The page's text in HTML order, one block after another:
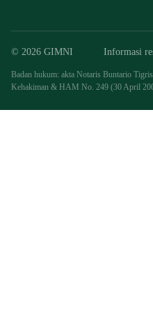
© 2026 GIMNI Informasi
Badan hukum: akta Notaris Buntario
Kehakiman & HAM No. 249 (30 April